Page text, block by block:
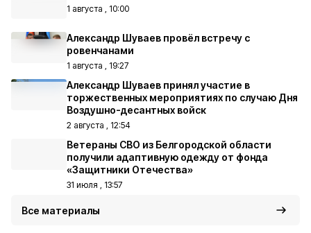
1 августа , 10:00
Александр Шуваев провёл встречу с
ровенчанами
1 августа , 19:27
Александр Шуваев принял участие в
торжественных мероприятиях по случаю Дня
Воздушно-десантных войск
2 августа , 12:54
Ветераны СВО из Белгородской области
получили адаптивную одежду от фонда
«Защитники Отечества»
31 июля , 13:57
Все материалы